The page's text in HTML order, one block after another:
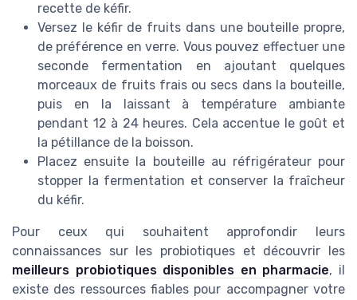
recette de kéfir.
Versez le kéfir de fruits dans une bouteille propre,
de préférence en verre. Vous pouvez effectuer une
seconde fermentation en ajoutant quelques
morceaux de fruits frais ou secs dans la bouteille,
puis en la laissant à température ambiante
pendant 12 à 24 heures. Cela accentue le goût et
la pétillance de la boisson.
Placez ensuite la bouteille au réfrigérateur pour
stopper la fermentation et conserver la fraîcheur
du kéfir.
Pour ceux qui souhaitent approfondir leurs
connaissances sur les probiotiques et découvrir les
meilleurs probiotiques disponibles en pharmacie, il
existe des ressources fiables pour accompagner votre